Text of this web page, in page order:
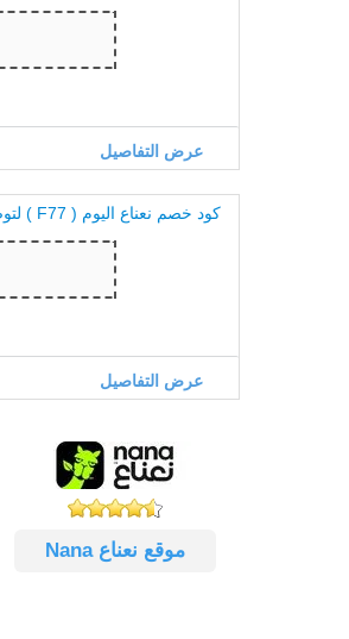
عرض التفاصيل
كود خصم نعناع اليوم ( F77 ) لتوصيل المقاضي 2026 Nana
عرض التفاصيل
موقع نعناع Nana